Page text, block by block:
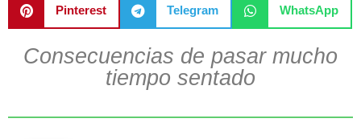
Pinterest Telegram WhatsApp
Consecuencias de pasar mucho
tiempo sentado